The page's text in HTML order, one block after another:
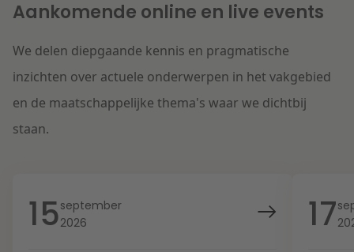
Aankomende online en live events
We delen diepgaande kennis en pragmatische
inzichten over actuele onderwerpen in het vakgebied
en de maatschappelijke thema's waar we dichtbij
staan.
15september
2026
17